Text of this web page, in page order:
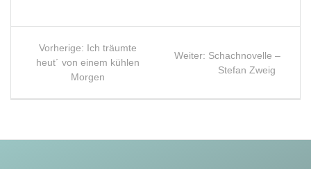
Beitragsnavigation
Vorherige: Vorheriger
Beitrag:
Ich träumte
heut´ von einem kühlen
Morgen
Weiter: Nächster
Beitrag:
Schachnovelle –
Stefan Zweig